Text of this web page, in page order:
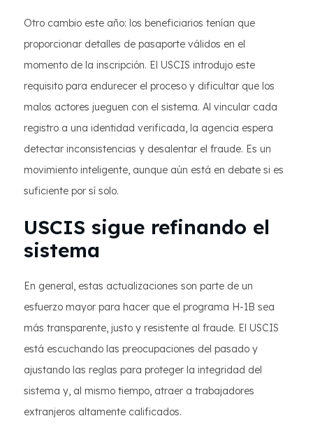
Otro cambio este año: los beneficiarios tenían que
proporcionar detalles de pasaporte válidos en el
momento de la inscripción. El USCIS introdujo este
requisito para endurecer el proceso y dificultar que los
malos actores jueguen con el sistema. Al vincular cada
registro a una identidad verificada, la agencia espera
detectar inconsistencias y desalentar el fraude. Es un
movimiento inteligente, aunque aún está en debate si es
suficiente por sí solo.
USCIS sigue refinando el
sistema
En general, estas actualizaciones son parte de un
esfuerzo mayor para hacer que el programa H-1B sea
más transparente, justo y resistente al fraude. El USCIS
está escuchando las preocupaciones del pasado y
ajustando las reglas para proteger la integridad del
sistema y, al mismo tiempo, atraer a trabajadores
extranjeros altamente calificados.